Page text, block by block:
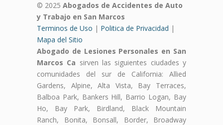
© 2025 Abogados de Accidentes de Auto
y Trabajo en San Marcos
Terminos de Uso | Politica de Privacidad |
Mapa del Sitio
Abogado de Lesiones Personales en San
Marcos Ca sirven las siguientes ciudades y
comunidades del sur de California: Allied
Gardens, Alpine, Alta Vista, Bay Terraces,
Balboa Park, Bankers Hill, Barrio Logan, Bay
Ho, Bay Park, Birdland, Black Mountain
Ranch, Bonita, Bonsall, Border, Broadway